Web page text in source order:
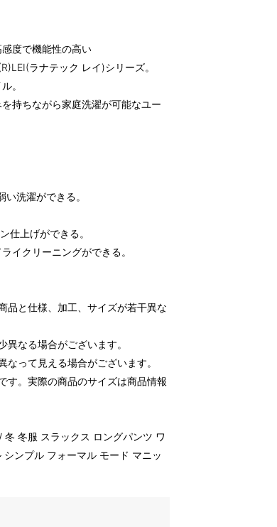
度で機能性の高い
ラナテック レイ)シリーズ。
。
持ちながら家庭洗濯が可能なユー
洗濯ができる。
仕上げができる。
イクリーニングができる。
品と仕様、加工、サイズが若干異な
なる場合がございます。
って見える場合がございます。
す。実際の商品のサイズは商品情報
冬服 スラックス ロングパンツ ワ
ンプル フォーマル モード マニッ